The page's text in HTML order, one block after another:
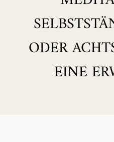
ODER
EINE